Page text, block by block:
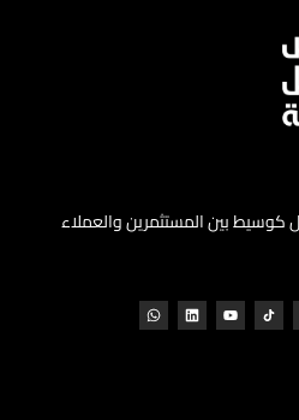
بين المستثمرين والعملاء